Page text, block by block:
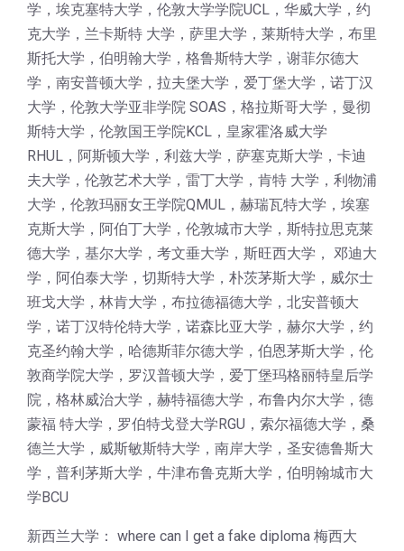
学，埃克塞特大学，伦敦大学学院UCL，华威大学，约
克大学，兰卡斯特 大学，萨里大学，莱斯特大学，布里
斯托大学，伯明翰大学，格鲁斯特大学，谢菲尔德大
学，南安普顿大学，拉夫堡大学，爱丁堡大学，诺丁汉
大学，伦敦大学亚非学院 SOAS，格拉斯哥大学，曼彻
斯特大学，伦敦国王学院KCL，皇家霍洛威大学
RHUL，阿斯顿大学，利兹大学，萨塞克斯大学，卡迪
夫大学，伦敦艺术大学，雷丁大学，肯特 大学，利物浦
大学，伦敦玛丽女王学院QMUL，赫瑞瓦特大学，埃塞
克斯大学，阿伯丁大学，伦敦城市大学，斯特拉思克莱
德大学，基尔大学，考文垂大学，斯旺西大学， 邓迪大
学，阿伯泰大学，切斯特大学，朴茨茅斯大学，威尔士
班戈大学，林肯大学，布拉德福德大学，北安普顿大
学，诺丁汉特伦特大学，诺森比亚大学，赫尔大学，约
克圣约翰大学，哈德斯菲尔德大学，伯恩茅斯大学，伦
敦商学院大学，罗汉普顿大学，爱丁堡玛格丽特皇后学
院，格林威治大学，赫特福德大学，布鲁内尔大学，德
蒙福 特大学，罗伯特戈登大学RGU，索尔福德大学，桑
德兰大学，威斯敏斯特大学，南岸大学，圣安德鲁斯大
学，普利茅斯大学，牛津布鲁克斯大学，伯明翰城市大
学BCU
新西兰大学： where can I get a fake diploma 梅西大